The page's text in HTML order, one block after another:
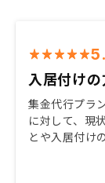
入居付け
集金代行プラ
に対して、現
とや入居付け
購入した際